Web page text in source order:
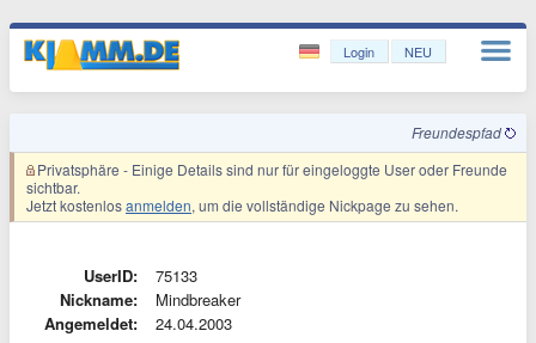
Login NEU
Freundespfad
Privatsphäre - Einige Details sind nur für eingeloggte User oder Freunde
sichtbar.
Jetzt kostenlosanmelden, um die vollständige Nickpage zu sehen.
UserID:
75133
Nickname:
Mindbreaker
Angemeldet:
24.04.2003